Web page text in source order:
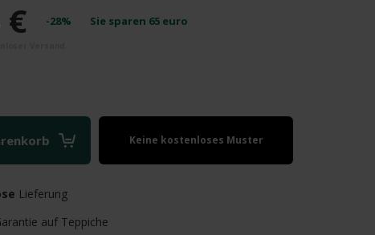
€ -28% Sie sparen 65euro
Keine kostenloses Muster
Lieferung
auf Teppiche